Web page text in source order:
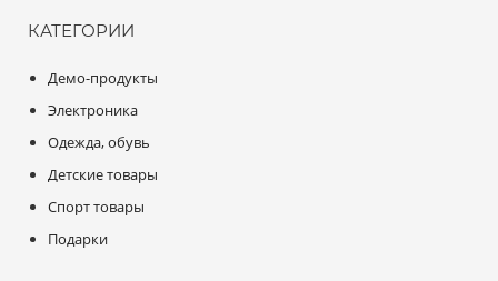
КАТЕГОРИИ
Демо-продукты
Электроника
Одежда, обувь
Детские товары
Спорт товары
Подарки